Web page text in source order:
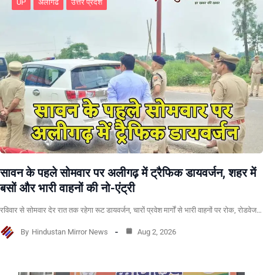
UP अलीगढ उत्तर प्रदेश
सावन के पहले सोमवार पर अलीगढ़ में ट्रैफिक डायवर्जन, शहर में
बसों और भारी वाहनों की नो-एंट्री
रविवार से सोमवार देर रात तक रहेगा रूट डायवर्जन, चारों प्रवेश मार्गों से भारी वाहनों पर रोक, रोडवेज…
By Hindustan Mirror News Aug 2, 2026